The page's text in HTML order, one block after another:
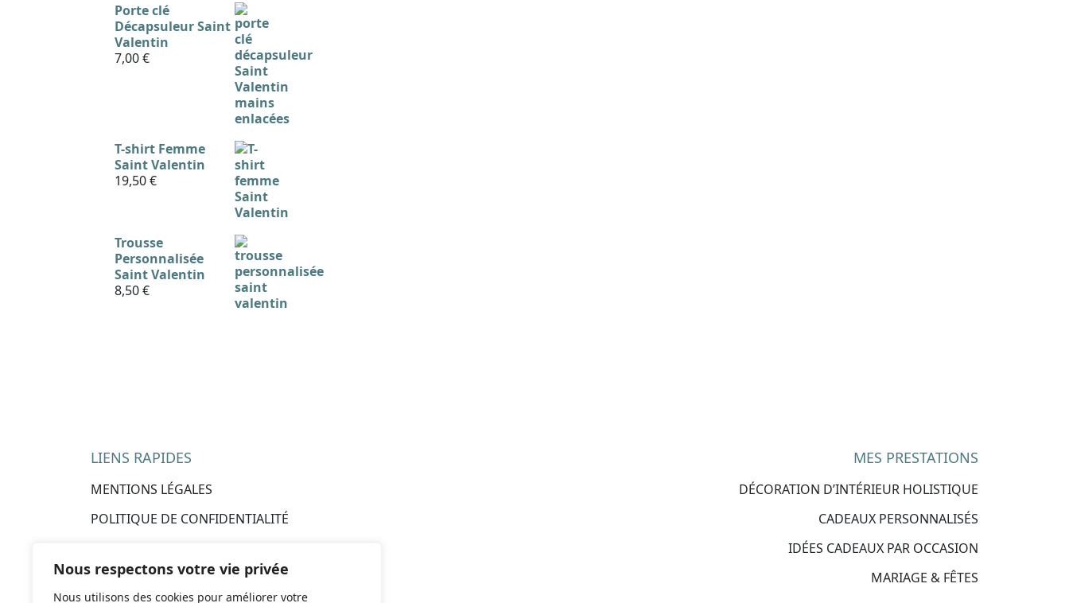
Nous respectons votre vie privée
Nous utilisons des cookies pour améliorer votre
Porte clé
Décapsuleur Saint
Valentin
7,00€
T-shirt Femme
Saint Valentin
19,50€
Trousse
Personnalisée
Saint Valentin
8,50€
LIENS RAPIDES
MENTIONS LÉGALES
POLITIQUE DE CONFIDENTIALITÉ
BOUTIQUE EN LIGNE
MES PRESTATIONS
DÉCORATION D’INTÉRIEUR HOLISTIQUE
CADEAUX PERSONNALISÉS
IDÉES CADEAUX PAR OCCASION
MARIAGE & FÊTES